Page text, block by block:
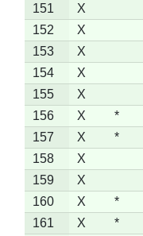
151
X
152
X
153
X
154
X
155
X
156
X *
157
X *
158
X
159
X
160
X *
161
X *